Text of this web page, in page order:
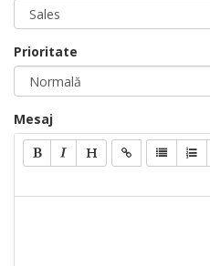
Prioritate
Mesaj